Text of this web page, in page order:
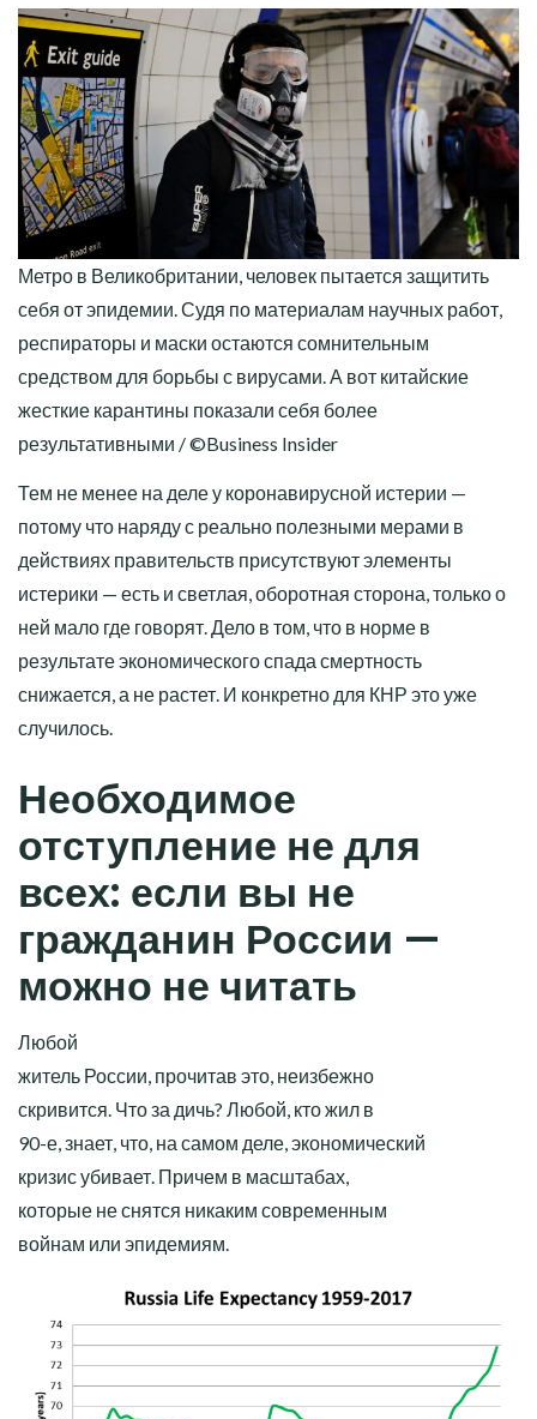
Метро в Великобритании, человек пытается защитить
себя от эпидемии. Судя по материалам научных работ,
респираторы и маски остаются сомнительным
средством для борьбы с вирусами. А вот китайские
жесткие карантины показали себя более
результативными / ©Business Insider
Тем не менее на деле у коронавирусной истерии —
потому что наряду с реально полезными мерами в
действиях правительств присутствуют элементы
истерики — есть и светлая, оборотная сторона, только о
ней мало где говорят. Дело в том, что в норме в
результате экономического спада смертность
снижается, а не растет. И конкретно для КНР это уже
случилось.
Необходимое
отступление не для
всех: если вы не
гражданин России —
можно не читать
Любой
житель России, прочитав это, неизбежно
скривится. Что за дичь? Любой, кто жил в
90-е, знает, что, на самом деле, экономический
кризис убивает. Причем в масштабах,
которые не снятся никаким современным
войнам или эпидемиям.